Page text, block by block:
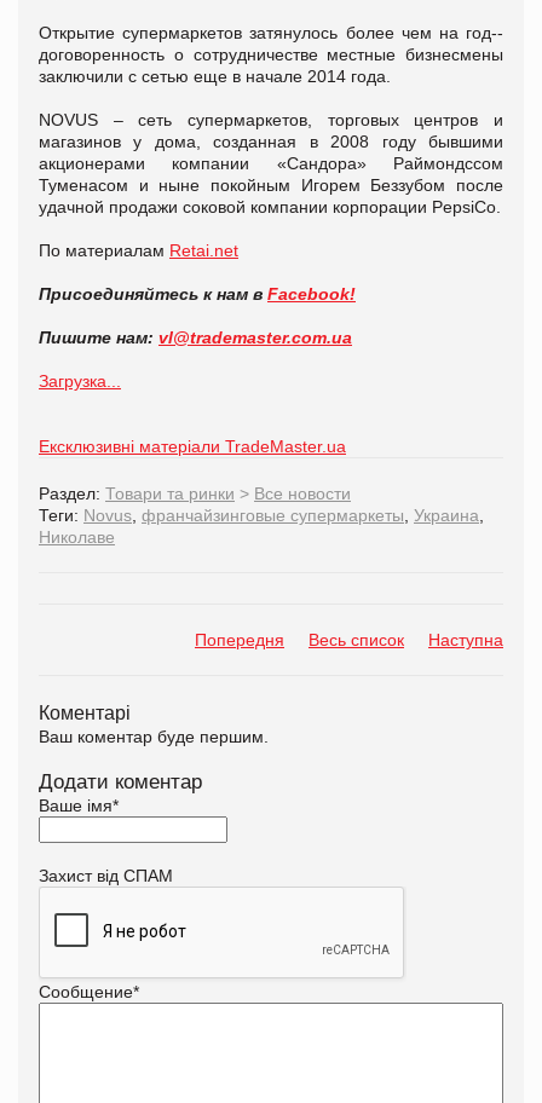
Открытие супермаркетов затянулось более чем на год--
договоренность о сотрудничестве местные бизнесмены
заключили с сетью еще в начале 2014 года.
NOVUS – сеть супермаркетов, торговых центров и
магазинов у дома, созданная в 2008 году бывшими
акционерами компании «Сандора» Раймондссом
Туменасом и ныне покойным Игорем Беззубом после
удачной продажи соковой компании корпорации PepsiCo.
По материалам Retai.net
Присоединяйтесь к нам в Facebook!
Пишите нам: vl@trademaster.com.ua
Загрузка...
Ексклюзивні матеріали TradeMaster.ua
Раздел: Товари та ринки > Все новости
Теги: Novus франчайзинговые супермаркеты Украина
Николаве
Попередня Весь список Наступна
Коментарі
Ваш коментар буде першим.
Додати коментар
Ваше імя*
Захист від СПАМ
Сообщение*